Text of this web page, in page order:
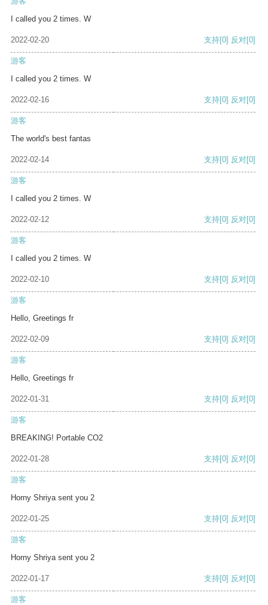
I called you 2 times. W
2022-02-20 支持[0] 反对[0]
游客
I called you 2 times. W
2022-02-16 支持[0] 反对[0]
游客
The world's best fantas
2022-02-14 支持[0] 反对[0]
游客
I called you 2 times. W
2022-02-12 支持[0] 反对[0]
游客
I called you 2 times. W
2022-02-10 支持[0] 反对[0]
游客
Hello, Greetings fr
2022-02-09 支持[0] 反对[0]
游客
Hello, Greetings fr
2022-01-31 支持[0] 反对[0]
游客
BREAKING! Portable CO2
2022-01-28 支持[0] 反对[0]
游客
Horny Shriya sent you 2
2022-01-25 支持[0] 反对[0]
游客
Horny Shriya sent you 2
2022-01-17 支持[0] 反对[0]
游客